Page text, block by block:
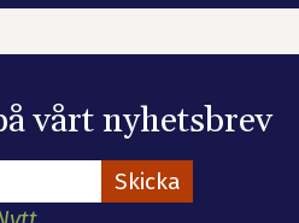
vårt nyhetsbrev